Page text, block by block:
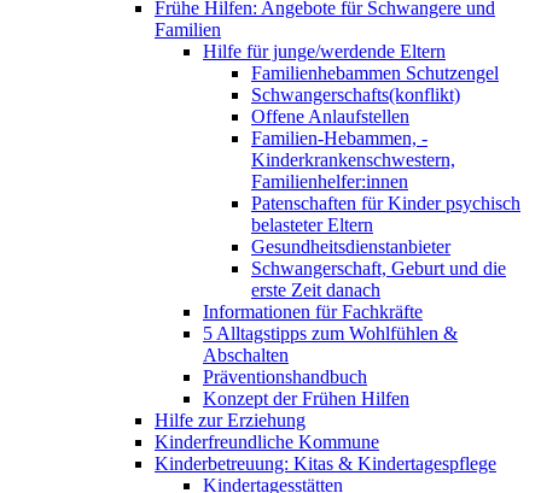
Frühe Hilfen: Angebote für Schwangere und
Familien
Hilfe für junge/werdende Eltern
Familienhebammen Schutzengel
Schwangerschafts(konflikt)
Offene Anlaufstellen
Familien-Hebammen, -
Kinderkrankenschwestern,
Familienhelfer:innen
Patenschaften für Kinder psychisch
belasteter Eltern
Gesundheitsdienstanbieter
Schwangerschaft, Geburt und die
erste Zeit danach
Informationen für Fachkräfte
5 Alltagstipps zum Wohlfühlen &
Abschalten
Präventionshandbuch
Konzept der Frühen Hilfen
Hilfe zur Erziehung
Kinderfreundliche Kommune
Kinderbetreuung: Kitas & Kindertagespflege
Kindertagesstätten